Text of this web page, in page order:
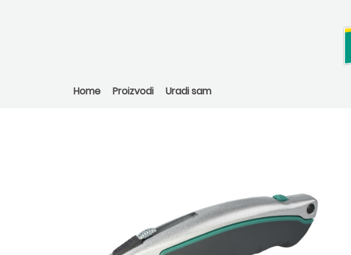
Home Proizvodi Uradi sam